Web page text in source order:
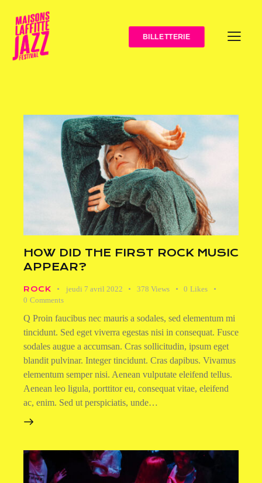
BILLETTERIE
HOW DID THE FIRST ROCK MUSIC
APPEAR?
ROCK jeudi 7 avril 2022 378 Views 0 Likes
0 Comments
Q Proin faucibus nec mauris a sodales, sed elementum mi
tincidunt. Sed eget viverra egestas nisi in consequat. Fusce
sodales augue a accumsan. Cras sollicitudin, ipsum eget
blandit pulvinar. Integer tincidunt. Cras dapibus. Vivamus
elementum semper nisi. Aenean vulputate eleifend tellus.
Aenean leo ligula, porttitor eu, consequat vitae, eleifend
ac, enim. Sed ut perspiciatis, unde…